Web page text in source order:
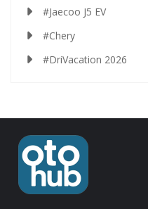
#Jaecoo J5 EV
#Chery
#DriVacation 2026